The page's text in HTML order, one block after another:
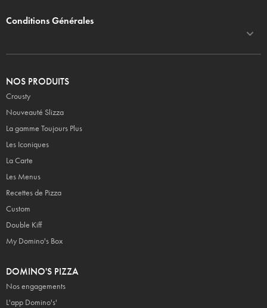
Conditions Générales
NOS PRODUITS
Crousty
Nouveauté Slizza
La gamme Toujours Plus
Les Iconiques
La Carte
Les Menus
Recettes de Pizza
Custom
Double Kiff
My Domino's Box
DOMINO'S PIZZA
Nos engagements
L'app Domino's'